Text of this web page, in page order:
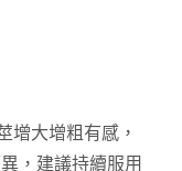
增大增粗有感，
，建議持續服用